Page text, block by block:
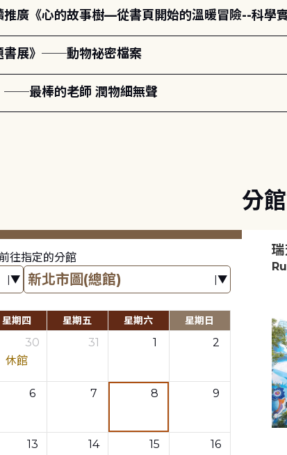
推廣《心的故事樹—從書頁開始的溫暖冒險--科學
書展》──動物祕密檔案
──最棒的老師 潤物細無聲
往指定的分館
星期四 星期五 星期六 星期日
30
休館
31 1 2
6 7 8 9
13 14 15 16
分